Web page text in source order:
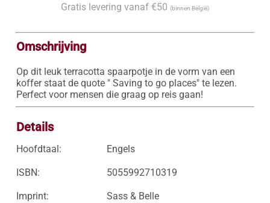
Gratis levering vanaf €50 (binnen België)
Omschrijving
Op dit leuk terracotta spaarpotje in de vorm van een
koffer staat de quote " Saving to go places" te lezen.
Perfect voor mensen die graag op reis gaan!
Details
Hoofdtaal: Engels
ISBN: 5055992710319
Imprint: Sass & Belle